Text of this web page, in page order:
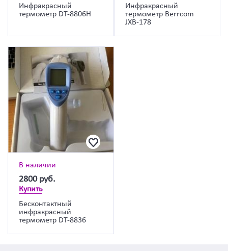
Инфракрасный
термометр DT-8806H
Инфракрасный
термометр Berrcom
JXB-178
В наличии
2800 руб.
Купить
Бесконтактный
инфракрасный
термометр DT-8836